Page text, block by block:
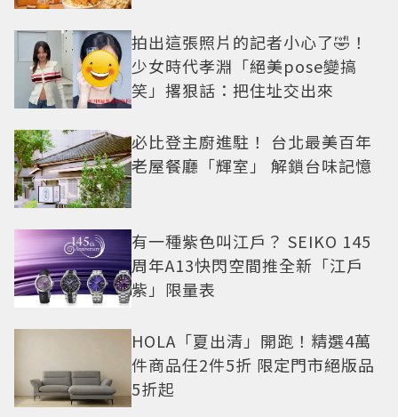
拍出這張照片的記者小心了🤣！
少女時代孝淵「絕美pose變搞
笑」撂狠話：把住址交出來
必比登主廚進駐！ 台北最美百年
老屋餐廳「輝室」 解鎖台味記憶
有一種紫色叫江戶？ SEIKO 145
周年A13快閃空間推全新「江戶
紫」限量表
HOLA「夏出清」開跑！精選4萬
件商品任2件5折 限定門市絕版品
5折起